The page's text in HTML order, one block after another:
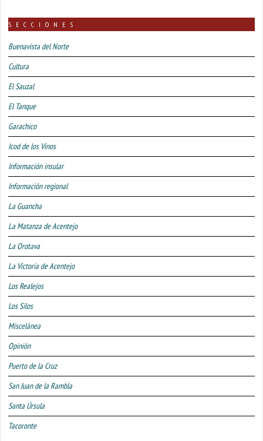
SECCIONES
Buenavista del Norte
Cultura
El Sauzal
El Tanque
Garachico
Icod de los Vinos
Información insular
Información regional
La Guancha
La Matanza de Acentejo
La Orotava
La Victoria de Acentejo
Los Realejos
Los Silos
Miscelánea
Opinión
Puerto de la Cruz
San Juan de la Rambla
Santa Úrsula
Tacoronte